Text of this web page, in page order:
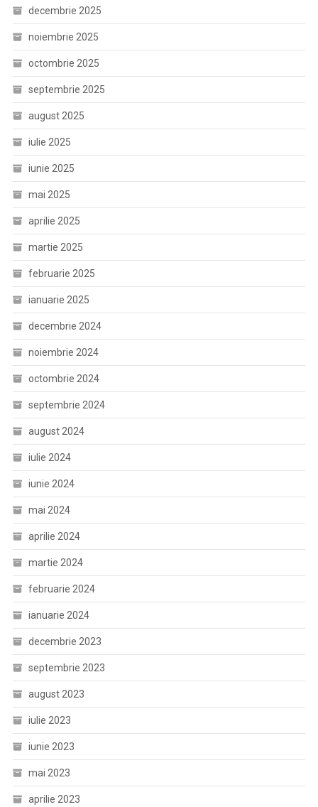
decembrie 2025
noiembrie 2025
octombrie 2025
septembrie 2025
august 2025
iulie 2025
iunie 2025
mai 2025
aprilie 2025
martie 2025
februarie 2025
ianuarie 2025
decembrie 2024
noiembrie 2024
octombrie 2024
septembrie 2024
august 2024
iulie 2024
iunie 2024
mai 2024
aprilie 2024
martie 2024
februarie 2024
ianuarie 2024
decembrie 2023
septembrie 2023
august 2023
iulie 2023
iunie 2023
mai 2023
aprilie 2023